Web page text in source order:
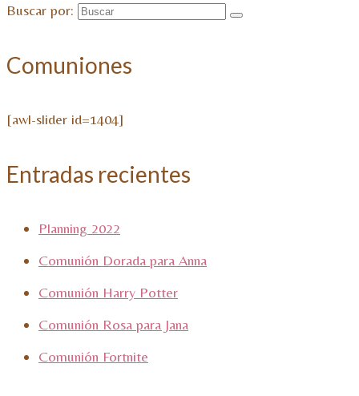
Buscar por:
Comuniones
[awl-slider id=1404]
Entradas recientes
Planning 2022
Comunión Dorada para Anna
Comunión Harry Potter
Comunión Rosa para Jana
Comunión Fortnite